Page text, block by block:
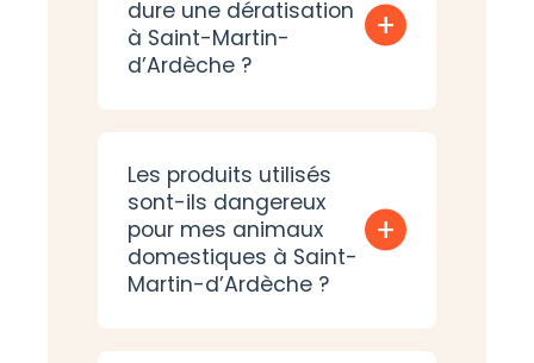
dure une dératisation
à Saint-Martin-
d’Ardèche ?
+
Les produits utilisés
sont-ils dangereux
pour mes animaux
domestiques à Saint-
Martin-d’Ardèche ?
+